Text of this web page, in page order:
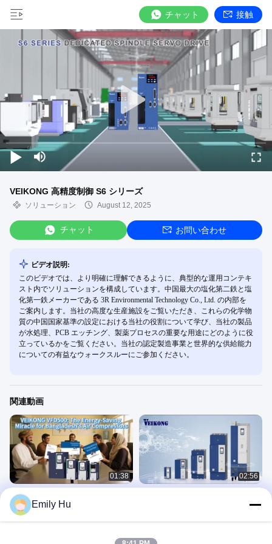
チャット 接触
VEIKONG 高精度制御 S6 シリーズ
ソリューション August 12, 2025
チャット お問い合わせ
ビデオ説明:
このビデオでは、より明確に理解できるように、典型的な運用コンテキ
スト内でソリューションを構成しています。中国最大の塩化第二鉄と塩
化第一鉄メーカーである 3R Environmental Technology Co., Ltd. の内部を
ご案内します。当社の高度な生産施設をご覧いただき、これらの化学物
質の中国国家基準の設定における当社の役割について学び、当社の製品
が水処理、PCB エッチング、製薬プロセスの重要な用途にどのように役
立っているかをご覧ください。当社の認定製造事業と世界的な供給能力
についての有益なウォークスルーにご参加ください。
関連動画
01:38
VEIKONG 換気圧縮機に適した変頻イ
ンバーター! エネルギー節約
ソリューション
02:56
ぶシアで使用され,シアを追いかける
Emily Hu